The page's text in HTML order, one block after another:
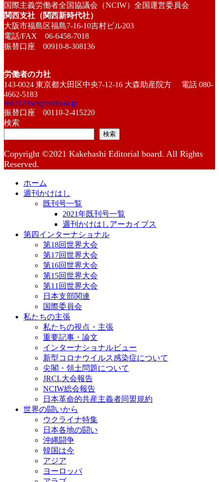
国際主義労働者全国協議会（NCIW）全国運営委員会
関西支社（関西新時代社）
大阪市福島区福島7-16-10吉村ビル203
電話/FAX 06-6458-7018
振替口座 00910-8-308136
労働者の力社
143-0024 東京都大田区中央7-12-16 大森助産院方 電話 080-
4662-5183
red2129oct@outlook.jp
振替口座 00110-2-415220
検索
検索
Copyright ©2021 Kakehashi Editorial board. All Rights
Reserved.
ホーム
週刊かけはし
既刊号一覧
2021年既刊号一覧
週刊かけはしアーカイブス
第四インターナショナル
第18回世界大会
第17回世界大会
第16回世界大会
第15回世界大会
第11回世界大会
日本支部関連
国際委員会
私たちの主張
私たちの視点・主張
重要記事・論文
インターナショナルビュー
新型コロナウイルス感染症について
尖閣・領土問題について
JRCL大会報告
NCIW総会報告
日本革命的共産主義者同盟規約
世界の闘いから
ウクライナ特集
日本各地の闘い
沖縄闘争
韓国は今
アジア
ヨーロッパ